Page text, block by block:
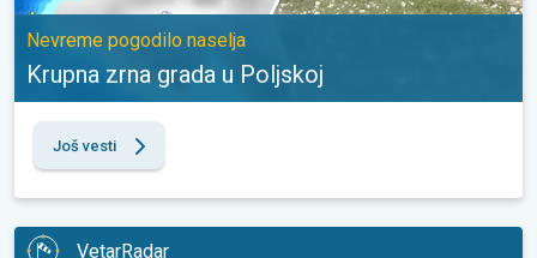
Nevreme pogodilo naselja
Krupna zrna grada u Poljskoj
Još vesti
VetarRadar